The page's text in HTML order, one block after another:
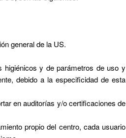
general de la US.
higiénicos y de parámetros de uso y
debido a la especificidad de esta
en auditorías y/o certificaciones de
propio del centro, cada usuario